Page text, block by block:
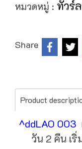
หมวดหมู่ : ทัวร์
Share
Product
^ddLAO 003
วัน 2 คืน เ